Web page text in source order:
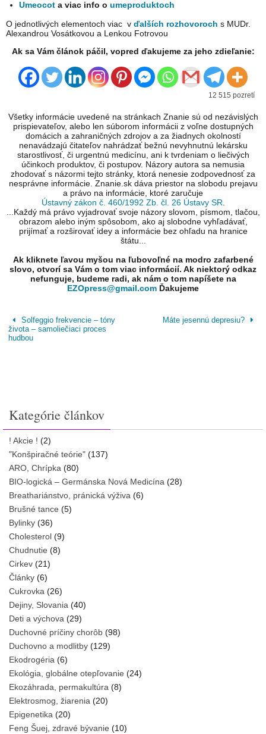
Umeocot a viac info oumeproduktoch
O jednotlivých elementoch viac v ďalších rozhovoroch s MUDr.
Alexandrou Vosátkovou a Lenkou Fotrovou
Ak sa Vám článok páčil, vopred ďakujeme za jeho zdieľanie:
12 515 pozretí
Všetky informácie uvedené na stránkach Znanie sú od nezávislých
prispievateľov, alebo len súborom informácii z voľne dostupných
domácich a zahraničných zdrojov a za žiadnych okolností
nenavádzajú čitateľov nahrádzať bežnú nevyhnutnú lekársku
starostlivosť, či urgentnú medicínu, ani k tvrdeniam o liečivých
účinkoch produktov, či postupov. Názory autora sa nemusia
zhodovať s názormi tejto stránky, ktorá nenesie zodpovednosť za
nesprávne informácie. Znanie.sk dáva priestor na slobodu prejavu
a právo na informácie, ktoré zaručuje
Ústavný zákon č. 460/1992 Zb. čl. 26 Ústavy SR
...Každý má právo vyjadrovať svoje názory slovom, písmom, tlačou,
obrazom alebo iným spôsobom, ako aj slobodne vyhľadávať,
prijímať a rozširovať idey a informácie bez ohľadu na hranice
štátu...
Ak kliknete ľavou myšou na ľubovoľné na modro zafarbené
slovo, otvorí sa Vám o tom viac informácií. Ak niektorý odkaz
nefunguje, budeme radi, ak nám o tom napíšete na
EZOpress@gmail.com Ďakujeme
Solfeggio frekvencie – tóny
života – samoliečiaci proces
hudbou
Máte jesennú depresiu?
Kategórie článkov
! Akcie ! (2)
"Konšpiračné teórie" (137)
ARO, Chrípka (80)
BIO-logická – Germánska Nová Medicína (28)
Breathariánstvo, pránická výživa (6)
Brušné tance (5)
Bylinky (36)
Cholesterol (9)
Chudnutie (8)
Cirkev (21)
Články (6)
Cukrovka (26)
Dejiny, Slovania (40)
Deti a výchova (29)
Duchovné príčiny chorôb (98)
Duchovno a modlitby (129)
Ekodrogéria (6)
Ekológia, globálne otepľovanie (24)
Ekozáhrada, permakultúra (8)
Elektrosmog, žiarenia (20)
Epigenetika (20)
Feng Šuej, zdravé bývanie (10)